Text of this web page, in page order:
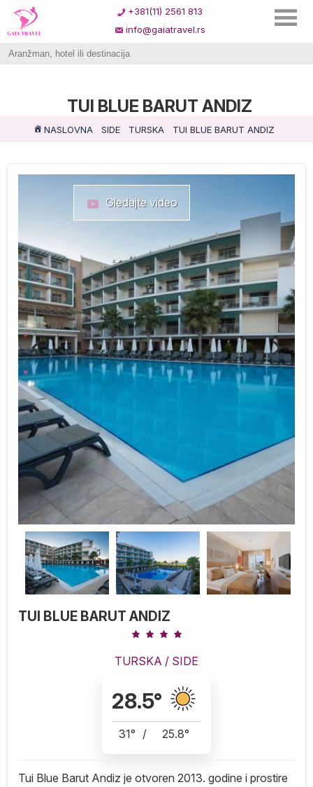
+381(11) 2561 813
info@gaiatravel.rs
TUI BLUE BARUT ANDIZ
NASLOVNA SIDE TURSKA TUI BLUE BARUT ANDIZ
Gledajte video
TUI BLUE BARUT ANDIZ
TURSKA / SIDE
28.5°
31° / 25.8°
Tui Blue Barut Andiz je otvoren 2013. godine i prostire